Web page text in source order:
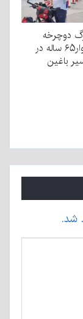
دوچرخه
سوار۶۵ ساله در
باغین
شد.